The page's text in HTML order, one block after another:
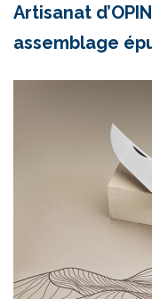
Artisanat
assemblage